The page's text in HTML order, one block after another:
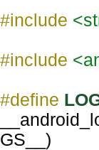
#include
#include
#define
GS__)